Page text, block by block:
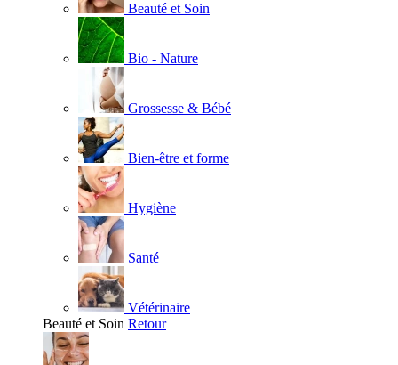
Beauté et Soin
Bio - Nature
Grossesse & Bébé
Bien-être et forme
Hygiène
Santé
Vétérinaire
Beauté et Soin Retour